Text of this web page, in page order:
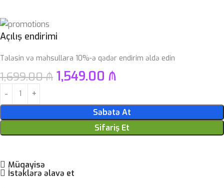
Açılış endirimi
Tələsin və məhsullara 10%-ə qədər endirim əldə edin
1,699.00₼ 1,549.00 ₼
Səbətə At
Sifariş Et
Müqayisə
İstəklərə əlavə et